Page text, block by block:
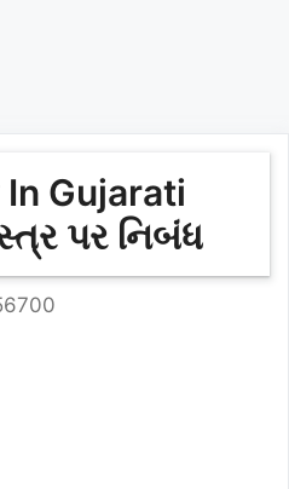
Gujarati
પર નિબંધ